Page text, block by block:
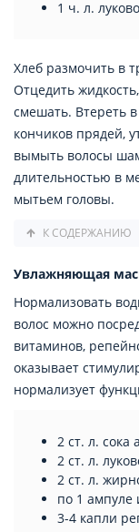
1 ч. л.
Хлеб размочить в
Отцедить
смешать. Втереть
кончиков прядей,
вымыть волосы
длительностью в
мытьем головы.
К СОДЕРЖАНИЮ
Увлажняющая
Нормализовать
волос можно
витаминов,
оказывает
нормализует
2 ст. л. сока
2 ст. л.
2 ст. л.
по 1 ампуле
3-4 капли